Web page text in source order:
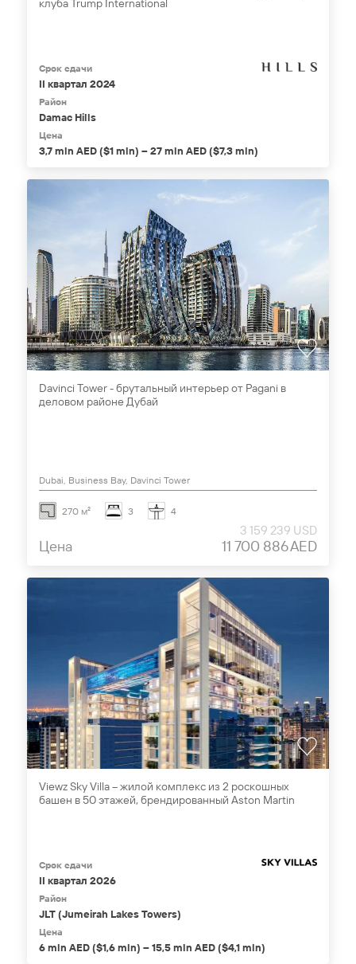
клуба Trump International
Срок сдачи
II квартал 2024
Район
Damac Hills
Цена
3,7 mln AED ($1 mln) – 27 mln AED ($7,3 mln)
Davinci Tower - брутальный интерьер от Pagani в
деловом районе Дубай
Dubai, Business Bay, Davinci Tower
270 м² 3 4
Цена
3 159 239 USD
11 700 886 AED
Viewz Sky Villa – жилой комплекс из 2 роскошных
башен в 50 этажей, брендированный Aston Martin
Срок сдачи
II квартал 2026
Район
JLT (Jumeirah Lakes Towers)
Цена
6 mln AED ($1,6 mln) – 15,5 mln AED ($4,1 mln)